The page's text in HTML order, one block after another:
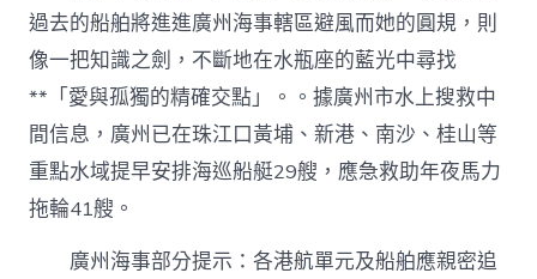
過去的船舶將進進廣州海事轄區避風而她的圓規，則
像一把知識之劍，不斷地在水瓶座的藍光中尋找
**「愛與孤獨的精確交點」。。據廣州市水上搜救中
間信息，廣州已在珠江口黃埔、新港、南沙、桂山等
重點水域提早安排海巡船艇29艘，應急救助年夜馬力
拖輪41艘。
廣州海事部分提示：各港航單元及船舶應親密追